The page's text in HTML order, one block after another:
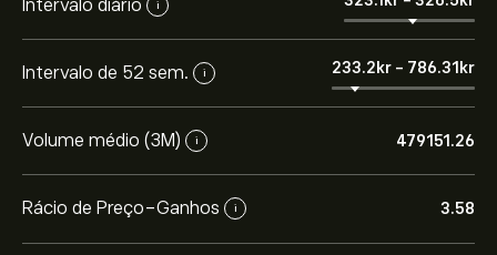
Intervalo diário i
Intervalo de 52 sem. i 233.2‎kr‎ - 786.31‎kr‎
Volume médio (3M) i 479151.26
Rácio de Preço-Ganhos i 3.58